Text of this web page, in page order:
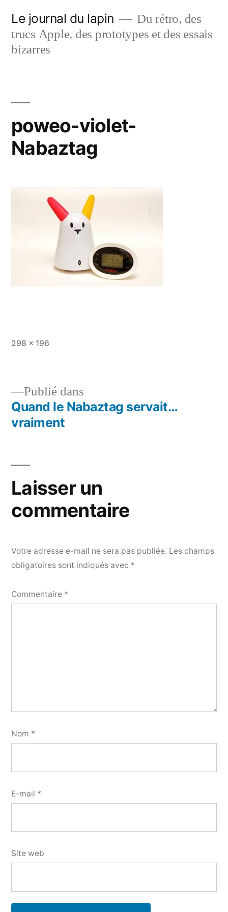
contenu
Le journal du lapin
Du rétro, des
trucs Apple, des prototypes et des essais
bizarres
poweo-violet-
Nabaztag
Taille
298 × 196
Navigation
l’article
Publié dans
Quand le Nabaztag servait…
vraiment
Laisser un
commentaire
Votre adresse e-mail ne sera pas publiée. Les champs
obligatoires sont indiqués avec *
Commentaire *
Nom *
E-mail *
Site web